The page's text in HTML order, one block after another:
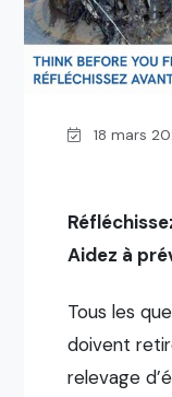
18 mars
Aidez à
Tous les
doivent
relevage